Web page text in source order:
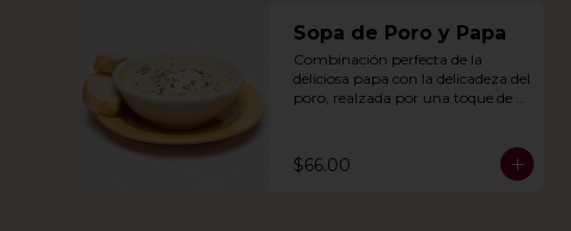
Sopa de Poro y Papa
Combinación perfecta de la
deliciosa papa con la delicadeza del
poro, realzada por una toque de
$66.00